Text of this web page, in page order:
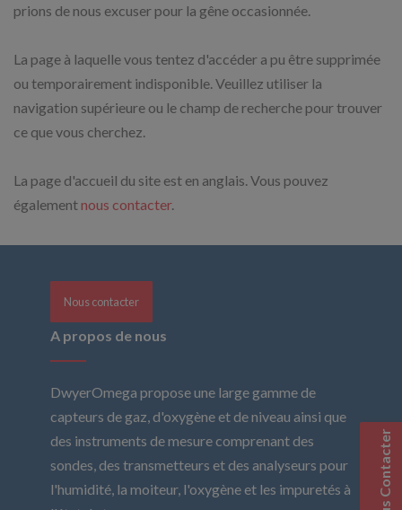
prions de nous excuser pour la gêne occasionnée.
La page à laquelle vous tentez d'accéder a pu être supprimée
ou temporairement indisponible. Veuillez utiliser la
navigation supérieure ou le champ de recherche pour trouver
ce que vous cherchez.
La page d'accueil du site est en anglais. Vous pouvez
égalementnous contacter.
Nous Contacter
Nous contacter
A propos de nous
DwyerOmega propose une large gamme de
capteurs de gaz, d'oxygène et de niveau ainsi que
des instruments de mesure comprenant des
sondes, des transmetteurs et des analyseurs pour
l'humidité, la moiteur, l'oxygène et les impuretés à